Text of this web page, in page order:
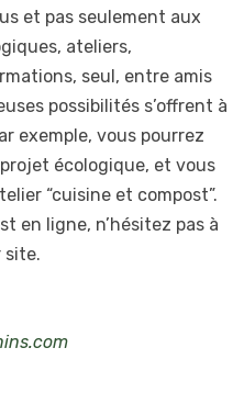
et pas seulement aux
ateliers,
seul, entre amis
possibilités s’offrent à
exemple, vous pourrez
écologique, et vous
“cuisine et compost”.
en ligne, n’hésitez pas à
site.